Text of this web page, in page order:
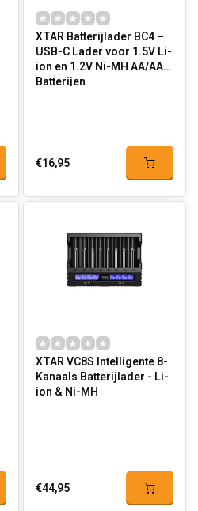
XTAR Batterijlader BC4 –
USB-C Lader voor 1.5V Li-
ion en 1.2V Ni-MH AA/AAA
Batterijen
€16,95
XTAR VC8S Intelligente 8-
Kanaals Batterijlader - Li-
ion & Ni-MH
€44,95